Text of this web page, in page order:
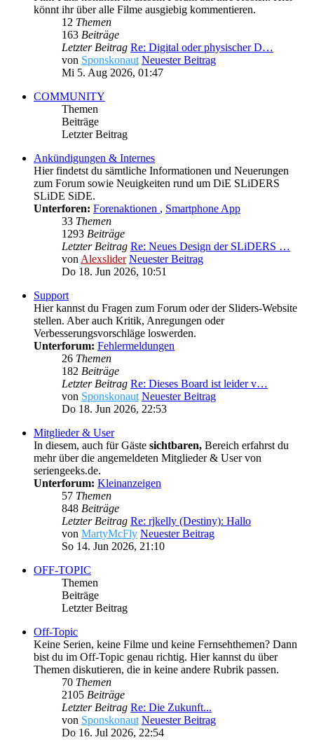
könnt ihr über alle Filme ausgiebig kommentieren.
12 Themen
163 Beiträge
Letzter Beitrag Re: Digital oder physischer D…
von Sponskonaut Neuester Beitrag
Mi 5. Aug 2026, 01:47
COMMUNITY
Themen
Beiträge
Letzter Beitrag
Ankündigungen & Internes
Hier findetst du sämtliche Informationen und Neuerungen
zum Forum sowie Neuigkeiten rund um DiE SLiDERS
SLiDE SiDE.
Unterforen: Forenaktionen , Smartphone App
33 Themen
1293 Beiträge
Letzter Beitrag Re: Neues Design der SLiDERS …
von Alexslider Neuester Beitrag
Do 18. Jun 2026, 10:51
Support
Hier kannst du Fragen zum Forum oder der Sliders-Website
stellen. Aber auch Kritik, Anregungen oder
Verbesserungsvorschläge loswerden.
Unterforum: Fehlermeldungen
26 Themen
182 Beiträge
Letzter Beitrag Re: Dieses Board ist leider v…
von Sponskonaut Neuester Beitrag
Do 18. Jun 2026, 22:53
Mitglieder & User
In diesem, auch für Gäste sichtbaren, Bereich erfahrst du
mehr über die angemeldeten Mitglieder & User von
seriengeeks.de.
Unterforum: Kleinanzeigen
57 Themen
848 Beiträge
Letzter Beitrag Re: rjkelly (Destiny): Hallo
von MartyMcFly Neuester Beitrag
So 14. Jun 2026, 21:10
OFF-TOPIC
Themen
Beiträge
Letzter Beitrag
Off-Topic
Keine Serien, keine Filme und keine Fernsehthemen? Dann
bist du im Off-Topic genau richtig. Hier kannst du über
Themen diskutieren, die in keine andere Rubrik passen.
70 Themen
2105 Beiträge
Letzter Beitrag Re: Die Zukunft...
von Sponskonaut Neuester Beitrag
Do 16. Jul 2026, 22:54